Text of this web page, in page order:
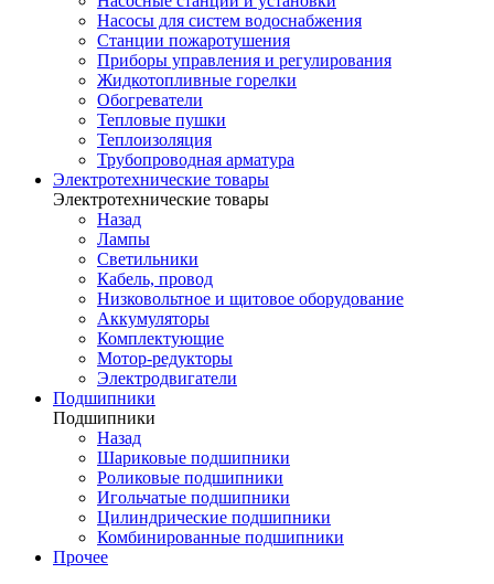
Насосы для систем водоснабжения
Станции пожаротушения
Приборы управления и регулирования
Жидкотопливные горелки
Обогреватели
Тепловые пушки
Теплоизоляция
Трубопроводная арматура
Электротехнические товары
Электротехнические товары
Назад
Лампы
Светильники
Кабель, провод
Низковольтное и щитовое оборудование
Аккумуляторы
Комплектующие
Мотор-редукторы
Электродвигатели
Подшипники
Подшипники
Назад
Шариковые подшипники
Роликовые подшипники
Игольчатые подшипники
Цилиндрические подшипники
Комбинированные подшипники
Прочее